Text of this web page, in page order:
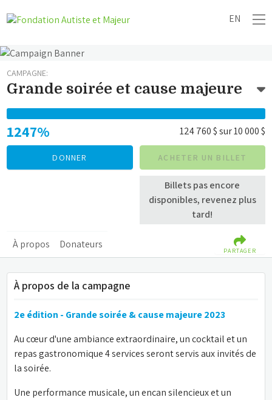
EN
CAMPAGNE:
Grande soirée et cause majeure
1247% 124 760 $sur10 000 $
DONNER ACHETER UN BILLET
Billets pas encore
disponibles, revenez plus
tard!
À propos Donateurs PARTAGER
À propos de la campagne
2e édition - Grande soirée & cause majeure 2023
Au cœur d'une ambiance extraordinaire, un cocktail et un
repas gastronomique 4 services seront servis aux invités de
la soirée.
Une performance musicale, un encan silencieux et un